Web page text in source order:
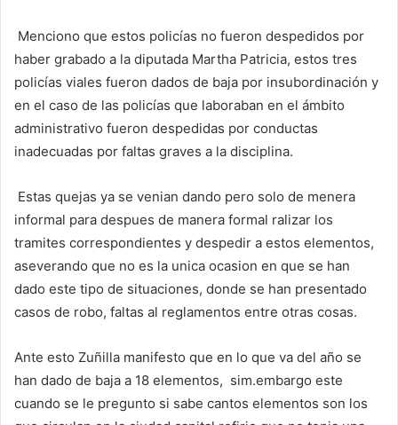
Menciono que estos policías no fueron despedidos por
haber grabado a la diputada Martha Patricia, estos tres
policías viales fueron dados de baja por insubordinación y
en el caso de las policías que laboraban en el ámbito
administrativo fueron despedidas por conductas
inadecuadas por faltas graves a la disciplina.
Estas quejas ya se venian dando pero solo de menera
informal para despues de manera formal ralizar los
tramites correspondientes y despedir a estos elementos,
aseverando que no es la unica ocasion en que se han
dado este tipo de situaciones, donde se han presentado
casos de robo, faltas al reglamentos entre otras cosas.
Ante esto Zuñilla manifesto que en lo que va del año se
han dado de baja a 18 elementos, sim.embargo este
cuando se le pregunto si sabe cantos elementos son los